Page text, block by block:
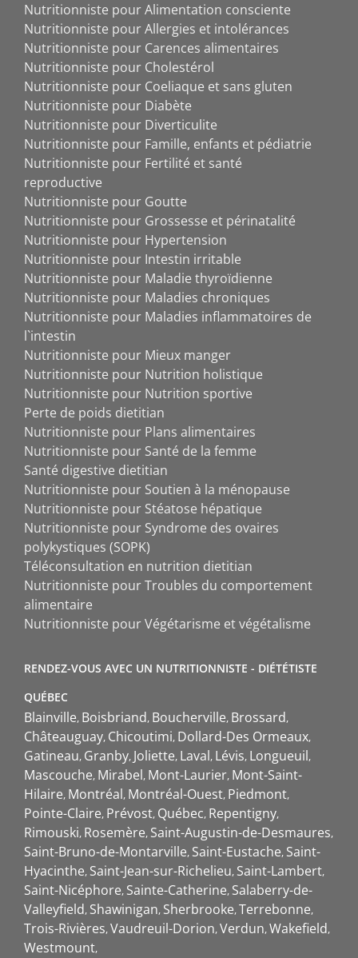
Nutritionniste pour Alimentation consciente
Nutritionniste pour Allergies et intolérances
Nutritionniste pour Carences alimentaires
Nutritionniste pour Cholestérol
Nutritionniste pour Coeliaque et sans gluten
Nutritionniste pour Diabète
Nutritionniste pour Diverticulite
Nutritionniste pour Famille, enfants et pédiatrie
Nutritionniste pour Fertilité et santé
reproductive
Nutritionniste pour Goutte
Nutritionniste pour Grossesse et périnatalité
Nutritionniste pour Hypertension
Nutritionniste pour Intestin irritable
Nutritionniste pour Maladie thyroïdienne
Nutritionniste pour Maladies chroniques
Nutritionniste pour Maladies inflammatoires de
l`intestin
Nutritionniste pour Mieux manger
Nutritionniste pour Nutrition holistique
Nutritionniste pour Nutrition sportive
Perte de poids dietitian
Nutritionniste pour Plans alimentaires
Nutritionniste pour Santé de la femme
Santé digestive dietitian
Nutritionniste pour Soutien à la ménopause
Nutritionniste pour Stéatose hépatique
Nutritionniste pour Syndrome des ovaires
polykystiques (SOPK)
Téléconsultation en nutrition dietitian
Nutritionniste pour Troubles du comportement
alimentaire
Nutritionniste pour Végétarisme et végétalisme
RENDEZ-VOUS AVEC UN NUTRITIONNISTE - DIÉTÉTISTE
QUÉBEC
Blainville Boisbriand Boucherville Brossard
Châteauguay Chicoutimi Dollard-Des Ormeaux
Gatineau Granby Joliette Laval Lévis Longueuil
Mascouche Mirabel Mont-Laurier Mont-Saint-
Hilaire Montréal Montréal-Ouest Piedmont
Pointe-Claire Prévost Québec Repentigny
Rimouski Rosemère Saint-Augustin-de-Desmaures
Saint-Bruno-de-Montarville Saint-Eustache Saint-
Hyacinthe Saint-Jean-sur-Richelieu Saint-Lambert
Saint-Nicéphore Sainte-Catherine Salaberry-de-
Valleyfield Shawinigan Sherbrooke Terrebonne
Trois-Rivières Vaudreuil-Dorion Verdun Wakefield
Westmount